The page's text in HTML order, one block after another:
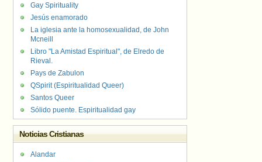
Gay Spirituality
Jesús enamorado
La iglesia ante la homosexualidad, de John
Mcneill
Libro "La Amistad Espiritual", de Elredo de
Rieval.
Pays de Zabulon
QSpirit (Espiritualidad Queer)
Santos Queer
Sólido puente. Espiritualidad gay
Noticias Cristianas
Alandar